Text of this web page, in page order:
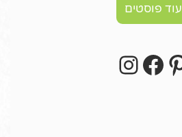
עוד פוסטים
Pinterest
Facebook